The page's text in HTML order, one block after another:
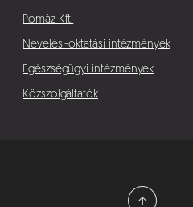
Pomáz Kft.
Nevelési-oktatási intézmények
Egészségügyi intézmények
Közszolgáltatók